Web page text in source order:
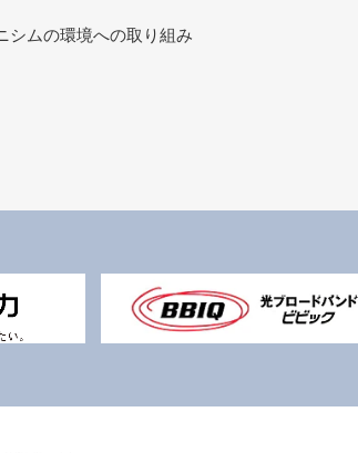
シムの環境への取り組み